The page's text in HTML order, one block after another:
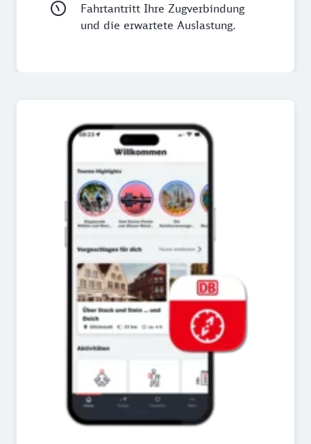
Fahrtantritt Ihre Zugverbindung
und die erwartete Auslastung.